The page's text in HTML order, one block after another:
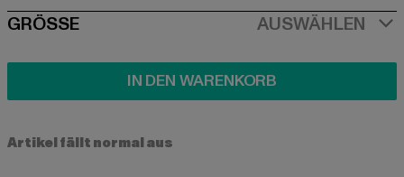
SIZE
GRÖSSE AUSWÄHLEN
IN DEN WARENKORB
Artikel fällt normal aus